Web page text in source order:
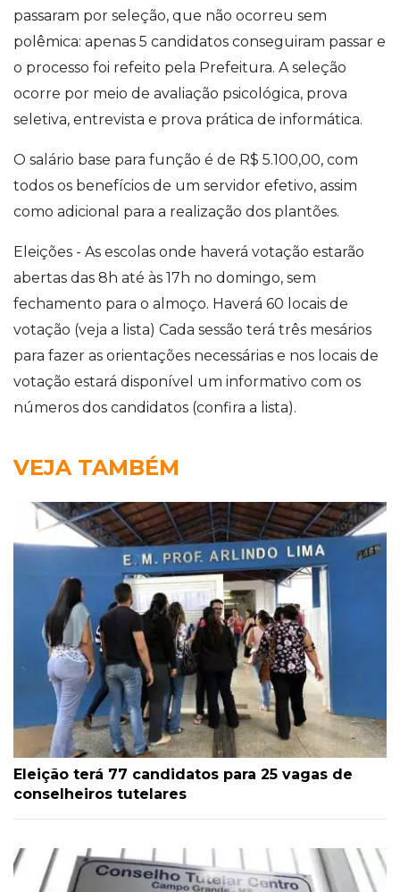
passaram por seleção, que não ocorreu sem
polêmica: apenas 5 candidatos conseguiram passar e
o processo foi refeito pela Prefeitura. A seleção
ocorre por meio de avaliação psicológica, prova
seletiva, entrevista e prova prática de informática.
O salário base para função é de R$ 5.100,00, com
todos os benefícios de um servidor efetivo, assim
como adicional para a realização dos plantões.
Eleições - As escolas onde haverá votação estarão
abertas das 8h até às 17h no domingo, sem
fechamento para o almoço. Haverá 60 locais de
votação (veja a lista) Cada sessão terá três mesários
para fazer as orientações necessárias e nos locais de
votação estará disponível um informativo com os
números dos candidatos (confira a lista).
VEJA TAMBÉM
Eleição terá 77 candidatos para 25 vagas de
conselheiros tutelares